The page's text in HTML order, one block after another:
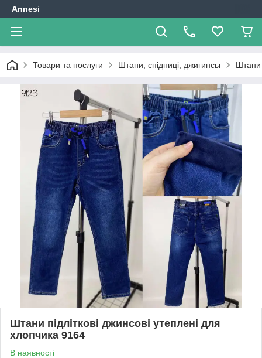
Annesi
Товари та послуги Штани, спідниці, джигинсы Штани
Штани підліткові джинсові утеплені для
хлопчика 9164
В наявності